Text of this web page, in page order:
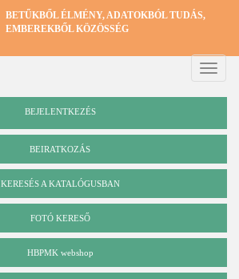
BETŰKBŐL ÉLMÉNY, ADATOKBÓL TUDÁS,
EMBEREKBŐL KÖZÖSSÉG
Toggle
BEJELENTKEZÉS
BEIRATKOZÁS
KERESÉS A KATALÓGUSBAN
FOTÓ KERESŐ
HBPMK webshop